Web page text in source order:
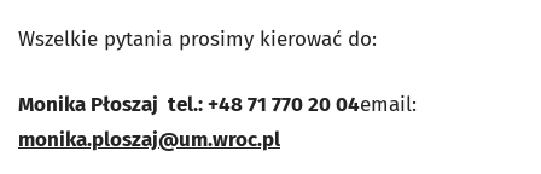
Wszelkie pytania prosimy kierować do:
Monika Płoszaj tel.: +48 71 770 20 04email:
monika.ploszaj@um.wroc.pl